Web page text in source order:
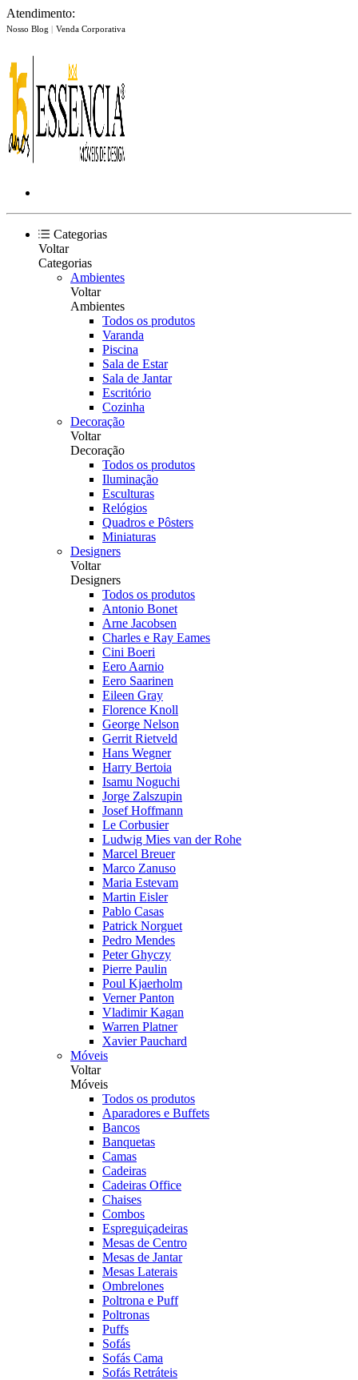
Atendimento:
Nosso Blog | Venda Corporativa
Categorias
Voltar
Categorias
Ambientes
Voltar
Ambientes
Todos os produtos
Varanda
Piscina
Sala de Estar
Sala de Jantar
Escritório
Cozinha
Decoração
Voltar
Decoração
Todos os produtos
Iluminação
Esculturas
Relógios
Quadros e Pôsters
Miniaturas
Designers
Voltar
Designers
Todos os produtos
Antonio Bonet
Arne Jacobsen
Charles e Ray Eames
Cini Boeri
Eero Aarnio
Eero Saarinen
Eileen Gray
Florence Knoll
George Nelson
Gerrit Rietveld
Hans Wegner
Harry Bertoia
Isamu Noguchi
Jorge Zalszupin
Josef Hoffmann
Le Corbusier
Ludwig Mies van der Rohe
Marcel Breuer
Marco Zanuso
Maria Estevam
Martin Eisler
Pablo Casas
Patrick Norguet
Pedro Mendes
Peter Ghyczy
Pierre Paulin
Poul Kjaerholm
Verner Panton
Vladimir Kagan
Warren Platner
Xavier Pauchard
Móveis
Voltar
Móveis
Todos os produtos
Aparadores e Buffets
Bancos
Banquetas
Camas
Cadeiras
Cadeiras Office
Chaises
Combos
Espreguiçadeiras
Mesas de Centro
Mesas de Jantar
Mesas Laterais
Ombrelones
Poltrona e Puff
Poltronas
Puffs
Sofás
Sofás Cama
Sofás Retráteis